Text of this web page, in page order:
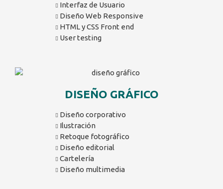
Interfaz de Usuario
Diseño Web Responsive
HTML y CSS Front end
User testing
DISEÑO GRÁFICO
Diseño corporativo
Ilustración
Retoque fotográfico
Diseño editorial
Cartelería
Diseño multimedia